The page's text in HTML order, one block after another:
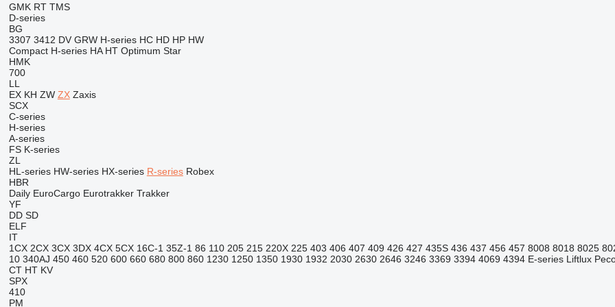
GMK RT TMS
D-series
BG
3307 3412 DV GRW H-series HC HD HP HW
Compact H-series HA HT Optimum Star
HMK
700
LL
EX KH ZW ZX Zaxis
SCX
C-series
H-series
A-series
FS K-series
ZL
HL-series HW-series HX-series R-series Robex
HBR
Daily EuroCargo Eurotrakker Trakker
YF
DD SD
ELF
IT
1CX 2CX 3CX 3DX 4CX 5CX 16C-1 35Z-1 86 110 205 215 220X 225 403 406 407 409 426 427 435S 436 437 456 457 8008 8018 8025
10 340AJ 450 460 520 600 660 680 800 860 1230 1250 1350 1930 1932 2030 2630 2646 3246 3369 3394 4069 4394 E-series Liftlux
CT HT KV
SPX
410
PM